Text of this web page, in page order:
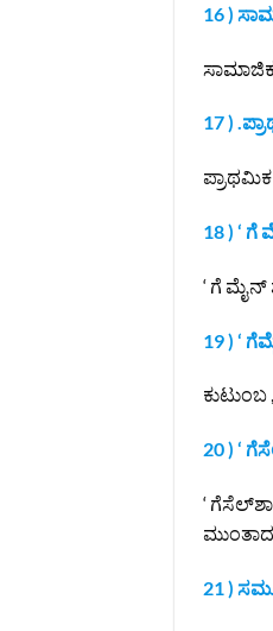
16 )
17 )
18 ) ‘ ಗೆ
‘ ಗೆ ಮೈನ್
19 ) ‘
20 ) ‘
‘
21 )